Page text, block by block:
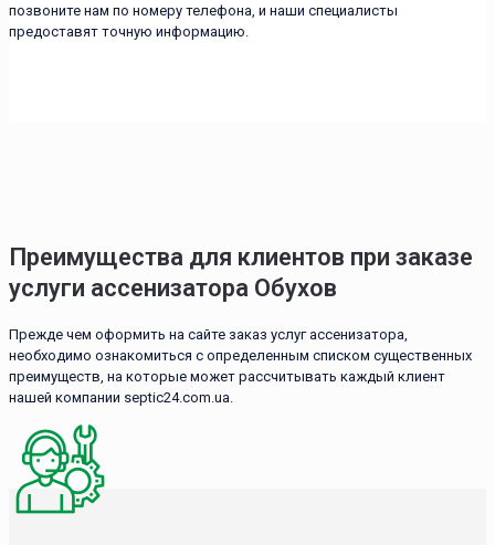
позвоните нам по номеру телефона, и наши специалисты
предоставят точную информацию.
Преимущества для клиентов при заказе
услуги ассенизатора Обухов
Прежде чем оформить на сайте заказ услуг ассенизатора,
необходимо ознакомиться с определенным списком существенных
преимуществ, на которые может рассчитывать каждый клиент
нашей компании septic24.com.ua.